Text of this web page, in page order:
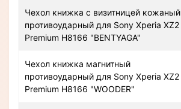
Чехол книжка с визитницей кожаный
противоударный для Sony Xperia XZ2
Premium H8166 "BENTYAGA"
Чехол книжка магнитный
противоударный для Sony Xperia XZ2
Premium H8166 "WOODER"